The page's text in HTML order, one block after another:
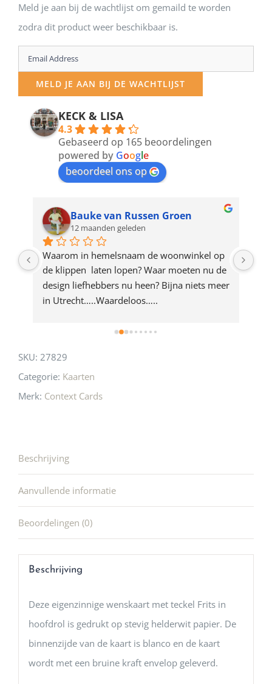
Meld je aan bij de wachtlijst om gemaild te worden
zodra dit product weer beschikbaar is.
Enter
your
email
address
product
MELD JE AAN BIJ DE WACHTLIJST
KECK & LISA
4.3
Gebaseerd op 165 beoordelingen
powered by Google
beoordeel ons op
Bauke van Russen Groen
12 maanden geleden
Waarom in hemelsnaam de woonwinkel op
de klippen  laten lopen? Waar moeten nu de
design liefhebbers nu heen? Bijna niets meer
in Utrecht…..Waardeloos…..
SKU: 27829
Categorie: Kaarten
Merk: Context Cards
Beschrijving
Aanvullende informatie
Beoordelingen (0)
Beschrijving
Deze eigenzinnige wenskaart met teckel Frits in
hoofdrol is gedrukt op stevig helderwit papier. De
binnenzijde van de kaart is blanco en de kaart
wordt met een bruine kraft envelop geleverd.